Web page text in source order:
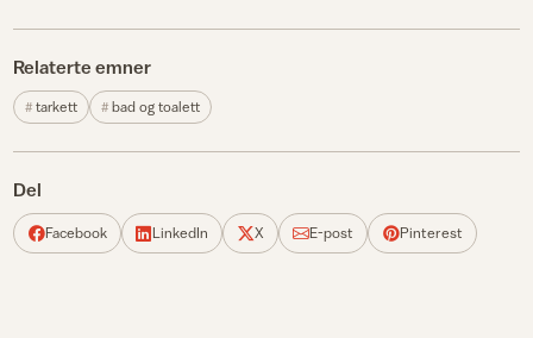
Relaterte emner
tarkett bad og toalett
Del
Facebook LinkedIn X E-post Pinterest